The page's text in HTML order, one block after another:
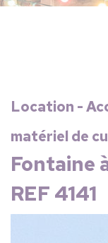
Location -
matériel de
Fontaine
REF 4141